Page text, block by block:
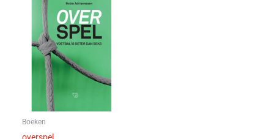
Boeken